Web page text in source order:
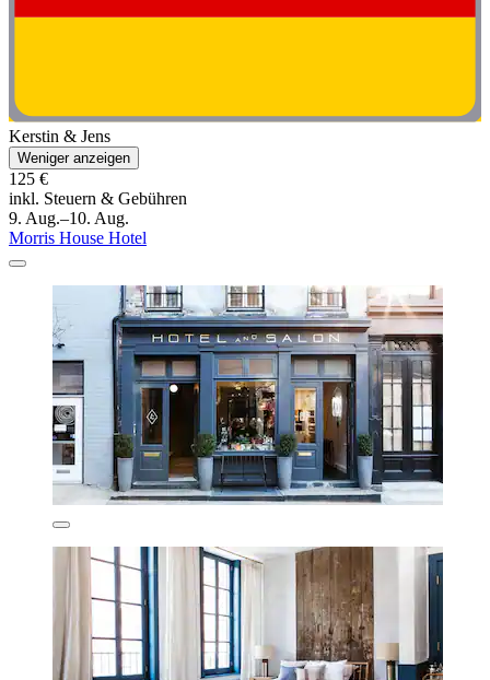
Kerstin & Jens
Weniger anzeigen
125 €
inkl. Steuern & Gebühren
9. Aug.–10. Aug.
Morris House Hotel